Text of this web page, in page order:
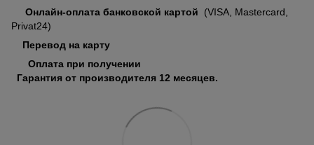
Онлайн-оплата банковской картой
(VISA, Mastercard,
Privat24)
Перевод на карту
Оплата при получении
Гарантия от производителя 12 месяцев.